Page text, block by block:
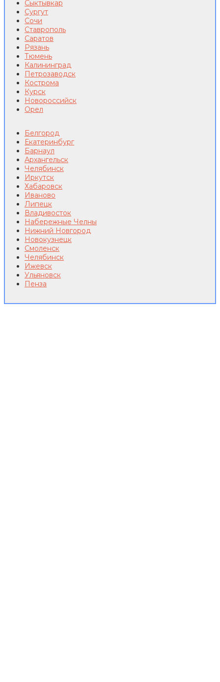
Сыктывкар
Сургут
Сочи
Ставрополь
Саратов
Рязань
Тюмень
Калининград
Петрозаводск
Кострома
Курск
Новороссийск
Орел
Белгород
Екатеринбург
Барнаул
Архангельск
Челябинск
Иркутск
Хабаровск
Иваново
Липецк
Владивосток
Набережные Челны
Нижний Новгород
Новокузнецк
Смоленск
Челябинск
Ижевск
Ульяновск
Пенза